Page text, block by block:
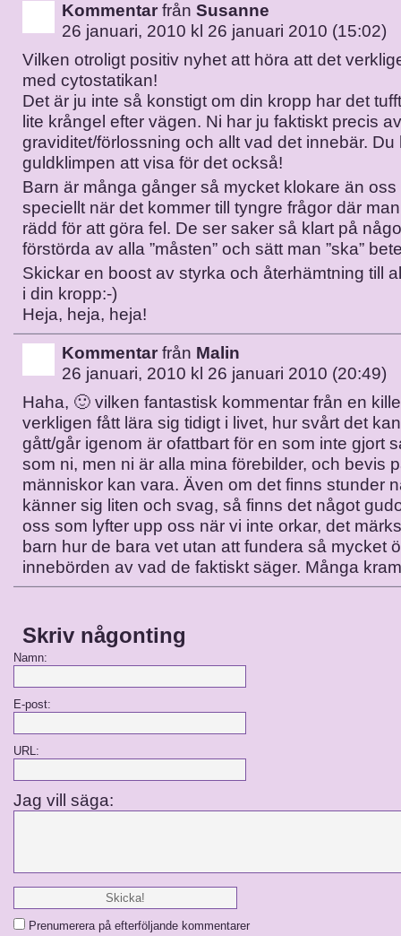
Kommentar från Susanne
26 januari, 2010 kl 26 januari 2010 (15:02)
Vilken otroligt positiv nyhet att höra att det
med cytostatikan!
Det är ju inte så konstigt om din kropp har det
lite krångel efter vägen. Ni har ju faktiskt precis
graviditet/förlossning och allt vad det innebär. Du
guldklimpen att visa för det också!
Barn är många gånger så mycket klokare än
speciellt när det kommer till tyngre frågor där
rädd för att göra fel. De ser saker så klart på
förstörda av alla ”måsten” och sätt man ”ska”
Skickar en boost av styrka och återhämtning till
i din kropp:-)
Heja, heja, heja!
Kommentar från Malin
26 januari, 2010 kl 26 januari 2010 (20:49)
Haha, 🙂 vilken fantastisk kommentar från en
verkligen fått lära sig tidigt i livet, hur svårt det
gått/går igenom är ofattbart för en som inte gjort
som ni, men ni är alla mina förebilder, och bevis
människor kan vara. Även om det finns stunder
känner sig liten och svag, så finns det något
oss som lyfter upp oss när vi inte orkar, det
barn hur de bara vet utan att fundera så mycket
innebörden av vad de faktiskt säger. Många
Skriv någonting
Namn:
E-post:
URL:
Jag vill säga:
Prenumerera på efterföljande kommentarer